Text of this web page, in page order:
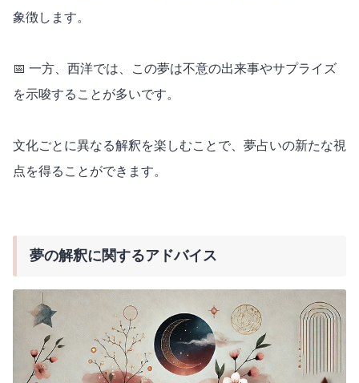
象徴します。
📅 一方、西洋では、この夢は不意の出来事やサプライズ
を示唆することが多いです。
文化ごとに異なる解釈を楽しむことで、夢占いの新たな視
点を得ることができます。
夢の解釈に関するアドバイス